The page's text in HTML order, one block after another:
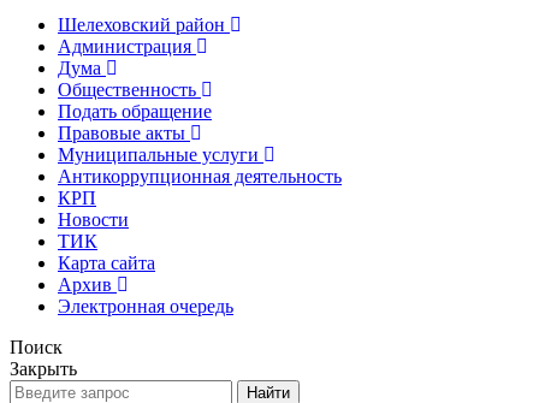
Шелеховский район
Администрация
Дума
Общественность
Подать обращение
Правовые акты
Муниципальные услуги
Антикоррупционная деятельность
КРП
Новости
ТИК
Карта сайта
Архив
Электронная очередь
Поиск
Закрыть
Найти